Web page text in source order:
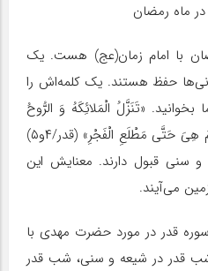
در ماه رمضان
با امام زمان(عج) هست. یک
حفظ هستند. یک کلمه‌اش را
«تَنَزَّلُ‏ الْمَلائِکَهُ وَ الرُّوحُ
فِیها بِإِذْنِ رَبِّهِمْ مِنْ کُلِّ أَمْرٍ،سَلامٌ هِیَ حَتَّى مَطْلَعِ الْفَجْرِ» (قدر/۴و۵)
سنی قبول دارند. معنایش این
می‌آیند.
قدر در مورد حضرت مهدی با
شب قدر در شیعه و سنی، شب قدر